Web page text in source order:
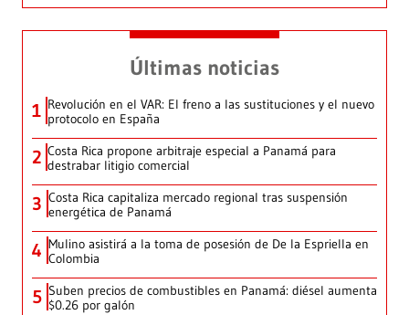
Últimas noticias
1 Revolución en el VAR: El freno a las sustituciones y el nuevo
protocolo en España
2 Costa Rica propone arbitraje especial a Panamá para
destrabar litigio comercial
3 Costa Rica capitaliza mercado regional tras suspensión
energética de Panamá
4 Mulino asistirá a la toma de posesión de De la Espriella en
Colombia
5 Suben precios de combustibles en Panamá: diésel aumenta
$0.26 por galón